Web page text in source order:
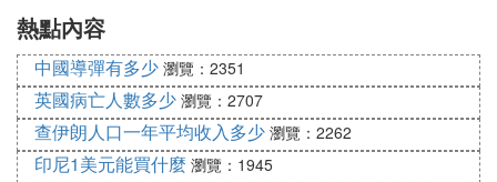
解釋：
越南地產集團是越南房地產市場上的一家多元化企
業。除了傳統的房地產開發，該公司還從事房地產金
融、房地產咨詢等服務。通過多年的發展，該公司已
經建立了完善的項目管理和售後服務體系，得到了廣
大消費者的認可。
熱點內容
中國導彈有多少 瀏覽：2351
英國病亡人數多少 瀏覽：2707
查伊朗人口一年平均收入多少 瀏覽：2262
印尼1美元能買什麼 瀏覽：1945